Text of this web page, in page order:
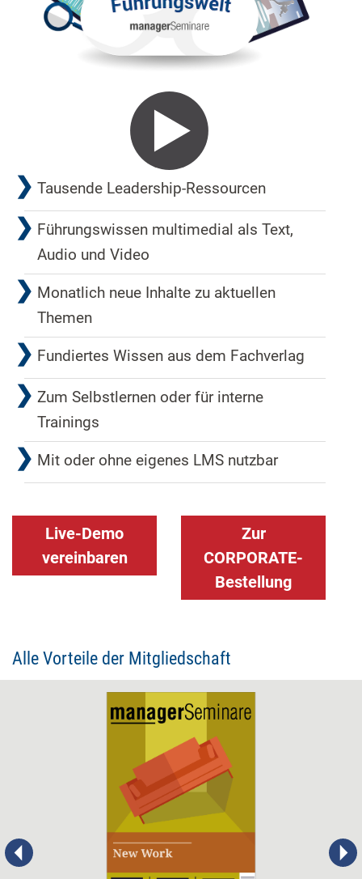
Tausende Leadership-Ressourcen
Führungswissen multimedial als Text,
Audio und Video
Monatlich neue Inhalte zu aktuellen
Themen
Fundiertes Wissen aus dem Fachverlag
Zum Selbstlernen oder für interne
Trainings
Mit oder ohne eigenes LMS nutzbar
Live-Demo
vereinbaren
Zur
CORPORATE-
Bestellung
Alle Vorteile der Mitgliedschaft